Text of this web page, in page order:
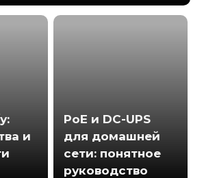
и
PoE и DC-UPS
для домашней
сети: понятное
руководство